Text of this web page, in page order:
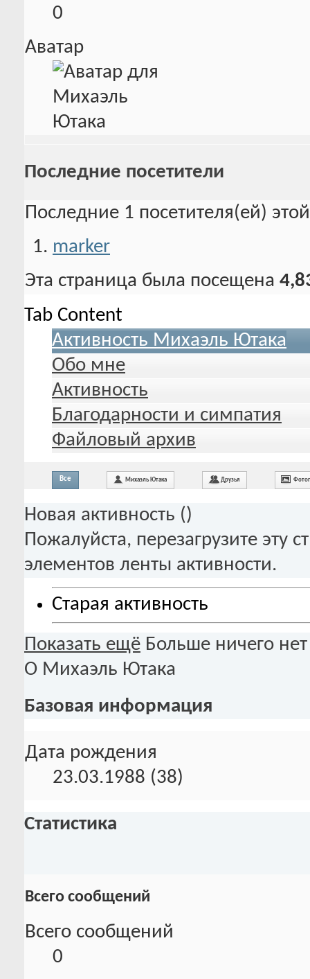
0
Аватар
Последние посетители
Последние 1 посетителя(ей)
marker
Эта страница была посещена
Tab Content
Активность Михаэль Ютака
Обо мне
Активность
Благодарности и симпатия
Файловый архив
Все Михаэль Ютака Друзья
Новая активность ()
Пожалуйста, перезагрузите эту
элементов ленты активности.
Старая активность
Показать ещё Больше ничего нет
О Михаэль Ютака
Базовая информация
Дата рождения
23.03.1988 (38)
Статистика
Всего сообщений
Всего сообщений
0